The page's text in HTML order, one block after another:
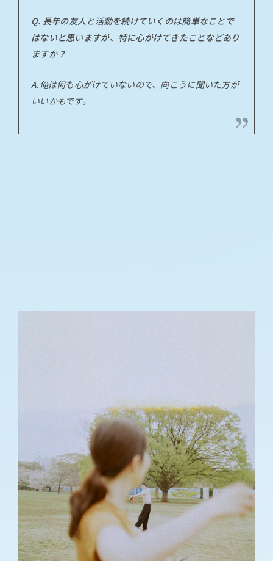
Q. 長年の友人と活動を続けていくのは簡単なことで
はないと思いますが、特に心がけてきたことなどあり
ますか？
A.俺は何も心がけていないので、向こうに聞いた方が
いいかもです。